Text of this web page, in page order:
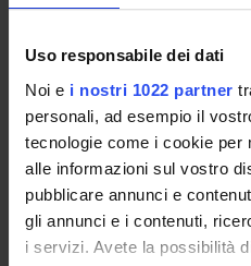
Uso responsabile dei dati
Noi e i nostri 1022 partner
personali, ad esempio il
tecnologie come i cookie per
alle informazioni sul vostro
pubblicare annunci e
gli annunci e i contenuti,
i servizi. Avete la possibilità
Vai all'orario delle lezioni
Presentazione
Come iscriversi
Insegnamenti